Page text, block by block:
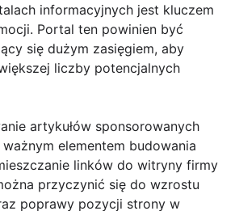
informacyjnych jest kluczem
Portal ten powinien być
się dużym zasięgiem, aby
liczby potencjalnych
artykułów sponsorowanych
elementem budowania
linków do witryny firmy
przyczynić się do wzrostu
poprawy pozycji strony w